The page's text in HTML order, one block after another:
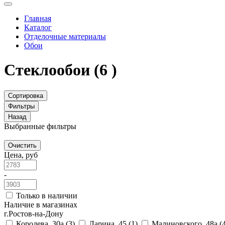
Главная
Каталог
Отделочные материалы
Обои
Стеклообои (6 )
Сортировка
Фильтры
Назад
Выбранные фильтры
Очистить
Цена, руб
-
Только в наличии
Наличие в магазинах
г.Ростов-на-Дону